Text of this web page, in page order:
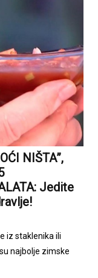
NIŠTA”,
Jedite
iz staklenika ili
najbolje zimske